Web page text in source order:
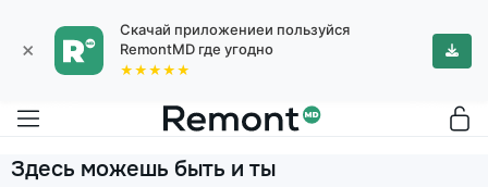
×
Скачай приложениеи пользуйся
RemontMD где угодно
★★★★★
Здесь можешь быть и ты